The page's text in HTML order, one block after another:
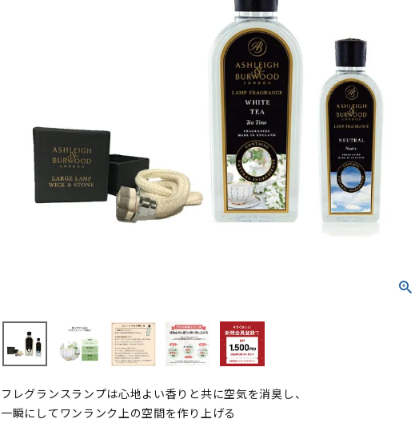
フレグランスランプは心地よい香りと共に空気を消臭し、
一瞬にしてワンランク上の空間を作り上げる